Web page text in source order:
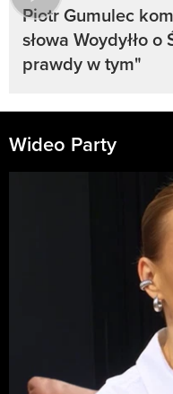
Piotr Gumulec
słowa Woydyłło
prawdy w tym"
Wideo Party